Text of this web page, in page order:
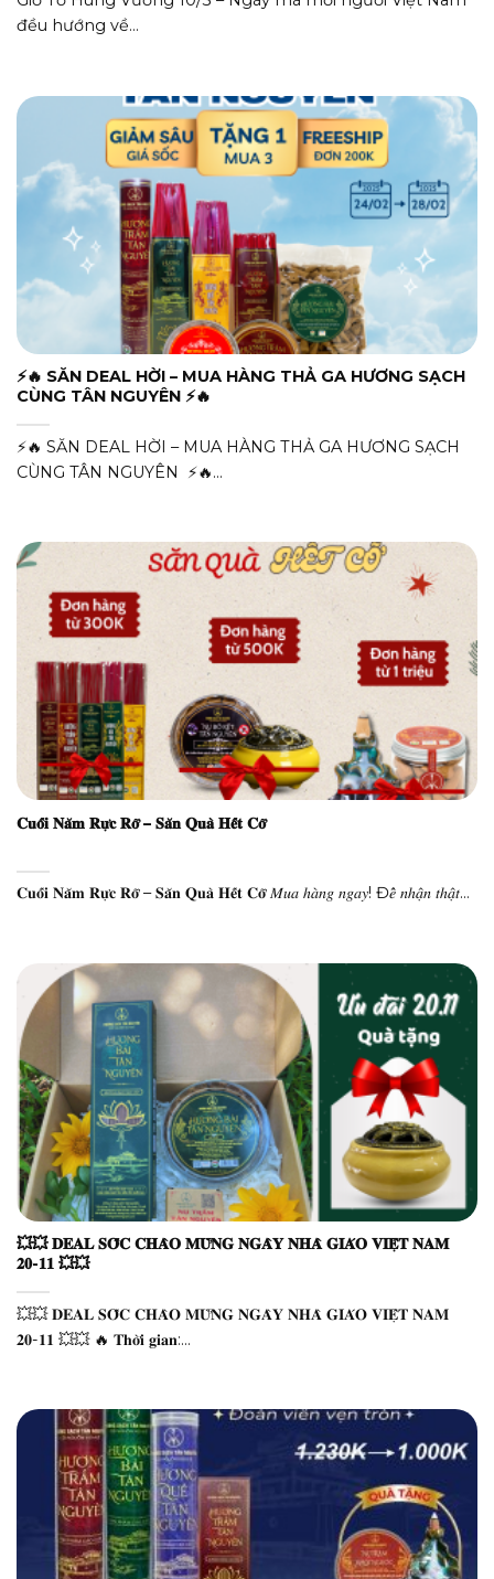
đều hướng về...
⚡🔥 SĂN DEAL HỜI – MUA HÀNG THẢ GA HƯƠNG SẠCH
CÙNG TÂN NGUYÊN ⚡🔥
⚡🔥 SĂN DEAL HỜI – MUA HÀNG THẢ GA HƯƠNG SẠCH
CÙNG TÂN NGUYÊN ⚡🔥...
𝐂𝐮𝐨̂́𝐢 𝐍𝐚̆𝐦 𝐑𝐮̛̣𝐜 𝐑𝐨̛̃ – 𝐒𝐚̆𝐧 𝐐𝐮𝐚̀ 𝐇𝐞̂́𝐭 𝐂𝐨̛̃
𝐂𝐮𝐨̂́𝐢 𝐍𝐚̆𝐦 𝐑𝐮̛̣𝐜 𝐑𝐨̛̃ – 𝐒𝐚̆𝐧 𝐐𝐮𝐚̀ 𝐇𝐞̂́𝐭 𝐂𝐨̛̃ 𝑀𝑢𝑎 ℎ𝑎̀𝑛𝑔 𝑛𝑔𝑎𝑦! Đ𝑒̂̉ 𝑛ℎ𝑎̣̂𝑛 𝑡ℎ𝑎̣̂𝑡...
💥💥 𝐃𝐄𝐀𝐋 𝐒𝐎̂́𝐂 𝐂𝐇𝐀̀𝐎 𝐌𝐔̛̀𝐍𝐆 𝐍𝐆𝐀̀𝐘 𝐍𝐇𝐀̀ 𝐆𝐈𝐀́𝐎 𝐕𝐈𝐄̣̂𝐓 𝐍𝐀𝐌
𝟐𝟎-𝟏𝟏 💥💥
💥💥 𝐃𝐄𝐀𝐋 𝐒𝐎̂́𝐂 𝐂𝐇𝐀̀𝐎 𝐌𝐔̛̀𝐍𝐆 𝐍𝐆𝐀̀𝐘 𝐍𝐇𝐀̀ 𝐆𝐈𝐀́𝐎 𝐕𝐈𝐄̣̂𝐓 𝐍𝐀𝐌
𝟐𝟎-𝟏𝟏 💥💥 🔥 𝐓𝐡𝐨̛̀𝐢 𝐠𝐢𝐚𝐧:...